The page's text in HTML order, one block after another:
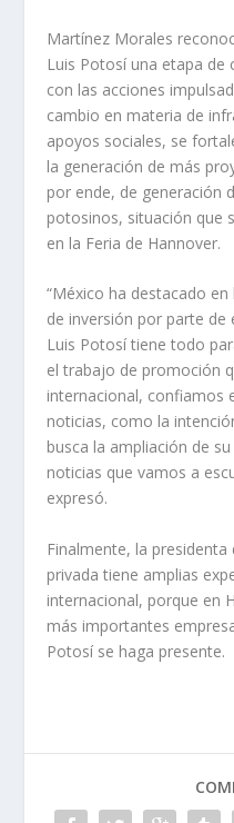
Martínez Morales
Luis Potosí una etapa
con las acciones
cambio en materia de
apoyos sociales, se
la generación de más
por ende, de generación
potosinos, situación que
en la Feria de Hannover.
“México ha destacado
de inversión por parte de
Luis Potosí tiene todo
el trabajo de promoción
internacional, confiamos
noticias, como la
busca la ampliación de
noticias que vamos a
expresó.
Finalmente, la presidenta
privada tiene amplias
internacional, porque en
más importantes
Potosí se haga presente.